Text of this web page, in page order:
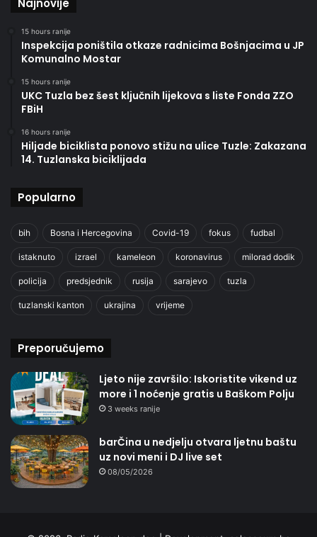
Najnovije
15 hours ranije
Inspekcija poništila otkaze radnicima Bošnjacima u JP
Komunalno Mostar
15 hours ranije
UKC Tuzla bez šest ključnih lijekova s liste Fonda ZZO
FBiH
16 hours ranije
Hiljade biciklista ponovo stižu na ulice Tuzle: Zakazana
14. Tuzlanska biciklijada
Popularno
bih Bosna i Hercegovina Covid-19 fokus fudbal
istaknuto izrael kameleon koronavirus milorad dodik
policija predsjednik rusija sarajevo tuzla
tuzlanski kanton ukrajina vrijeme
Preporučujemo
Ljeto nije završilo: Iskoristite vikend uz
more i 1 noćenje gratis u Baškom Polju
3 weeks ranije
barČina u nedjelju otvara ljetnu baštu
uz novi meni i DJ live set
08/05/2026